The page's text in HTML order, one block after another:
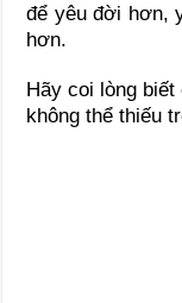
để yêu đời hơn,
hơn.
Hãy coi lòng
không thể thiếu